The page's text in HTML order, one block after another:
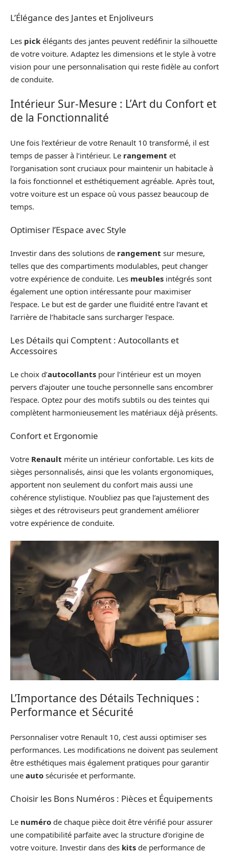
L’Élégance des Jantes et Enjoliveurs
Les pick élégants des jantes peuvent redéfinir la silhouette
de votre voiture. Adaptez les dimensions et le style à votre
vision pour une personnalisation qui reste fidèle au confort
de conduite.
Intérieur Sur-Mesure : L’Art du Confort et
de la Fonctionnalité
Une fois l’extérieur de votre Renault 10 transformé, il est
temps de passer à l’intérieur. Le rangement et
l’organisation sont cruciaux pour maintenir un habitacle à
la fois fonctionnel et esthétiquement agréable. Après tout,
votre voiture est un espace où vous passez beaucoup de
temps.
Optimiser l’Espace avec Style
Investir dans des solutions de rangement sur mesure,
telles que des compartiments modulables, peut changer
votre expérience de conduite. Les meubles intégrés sont
également une option intéressante pour maximiser
l’espace. Le but est de garder une fluidité entre l’avant et
l’arrière de l’habitacle sans surcharger l’espace.
Les Détails qui Comptent : Autocollants et
Accessoires
Le choix d’autocollants pour l’intérieur est un moyen
pervers d’ajouter une touche personnelle sans encombrer
l’espace. Optez pour des motifs subtils ou des teintes qui
complètent harmonieusement les matériaux déjà présents.
Confort et Ergonomie
Votre Renault mérite un intérieur confortable. Les kits de
sièges personnalisés, ainsi que les volants ergonomiques,
apportent non seulement du confort mais aussi une
cohérence stylistique. N’oubliez pas que l’ajustement des
sièges et des rétroviseurs peut grandement améliorer
votre expérience de conduite.
L’Importance des Détails Techniques :
Performance et Sécurité
Personnaliser votre Renault 10, c’est aussi optimiser ses
performances. Les modifications ne doivent pas seulement
être esthétiques mais également pratiques pour garantir
une auto sécurisée et performante.
Choisir les Bons Numéros : Pièces et Équipements
Le numéro de chaque pièce doit être vérifié pour assurer
une compatibilité parfaite avec la structure d’origine de
votre voiture. Investir dans des kits de performance de